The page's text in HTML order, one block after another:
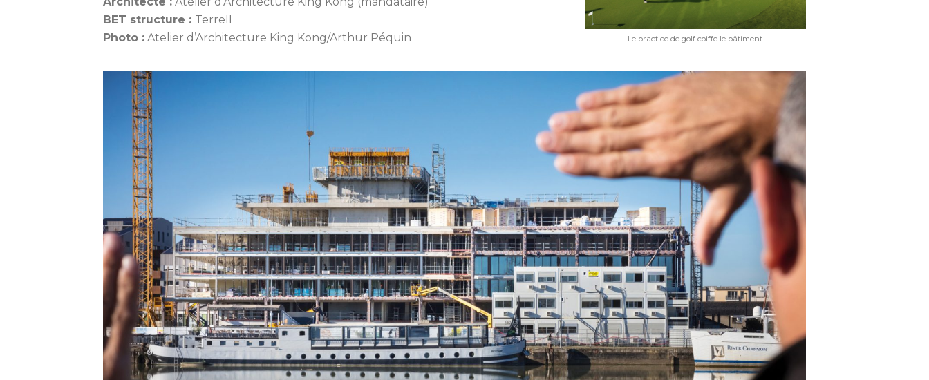
BET structure : Terrell
Photo :Atelier d’Architecture King Kong/Arthur Péquin Le practice de golf coiffe le bâtiment.